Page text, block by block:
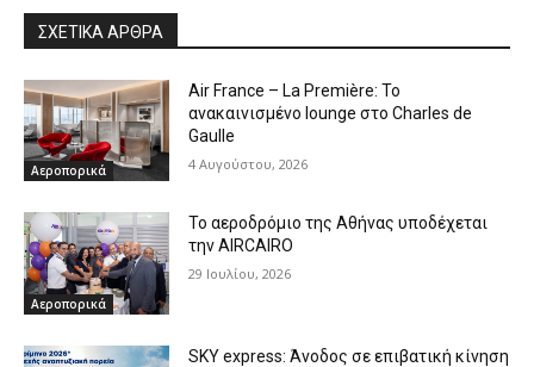
ΣΧΕΤΙΚΑ ΑΡΘΡΑ
Αεροπορικά
Air France – La Première: Το
ανακαινισμένο lounge στο Charles de
Gaulle
4 Αυγούστου, 2026
Αεροπορικά
Το αεροδρόμιο της Αθήνας υποδέχεται
την AIRCAIRO
29 Ιουλίου, 2026
SKY express: Άνοδος σε επιβατική κίνηση